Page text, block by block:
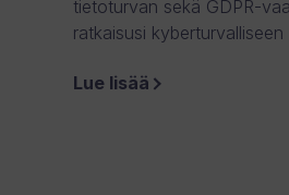
tietoturvan sekä GDPR-
ratkaisusi
Lue lisää